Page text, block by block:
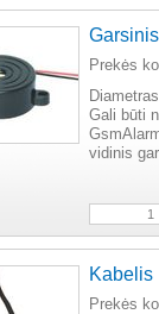
Prekės
Gali būti
vidinis
Kabelis
Prekės